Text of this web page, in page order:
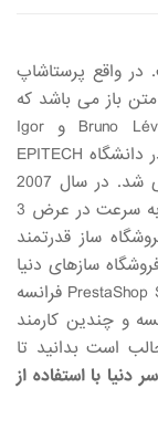
در واقع پرستاشاپ
باز می باشد که
در ابتدا در سال 2006 توسط آقای Bruno Lévêque و Igor
Schlumberger به عنوان پروژه ای دانشجویی در دانشگاه EPITECH
پاریس (در ابتدا با نام PhpOpenStore) معرفی شد. در سال 2007
اولین نسخه رسمی پرستاشاپ وارد بازار شد و به سرعت در عرض 3
این فروشگاه ساز قدرتمند
سازهای دنیا
تبدیل شد به طوری که در حال حاضر شرکت PrestaShop SA فرانسه
فرانسه و چندین کارمند
جالب است بدانید تا
سراسر دنیا با استفاده از